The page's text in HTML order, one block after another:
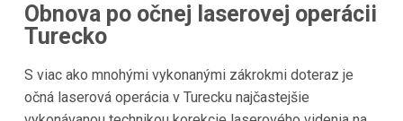
Obnova po očnej laserovej operácii
Turecko
S viac ako mnohými vykonanými zákrokmi doteraz je
očná laserová operácia v Turecku najčastejšie